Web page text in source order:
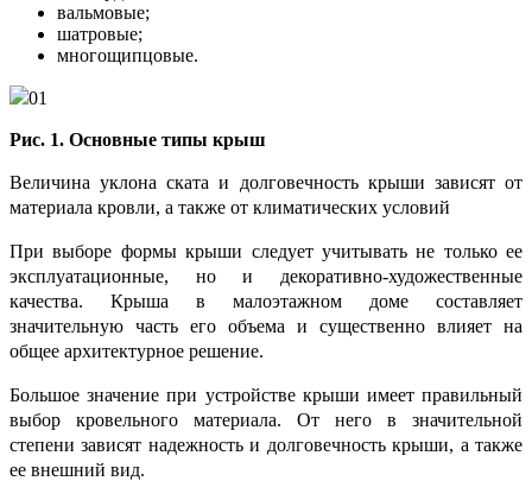
вальмовые;
шатровые;
многощипцовые.
Рис. 1. Основные типы крыш
Величина уклона ската и долговечность крыши зависят от
материала кровли, а также от климатических условий
При выборе формы крыши следует учитывать не только ее
эксплуатационные, но и декоративно-художественные
качества. Крыша в малоэтажном доме составляет
значительную часть его объема и существенно влияет на
общее архитектурное решение.
Большое значение при устройстве крыши имеет правильный
выбор кровельного материала. От него в значительной
степени зависят надежность и долговечность крыши, а также
ее внешний вид.